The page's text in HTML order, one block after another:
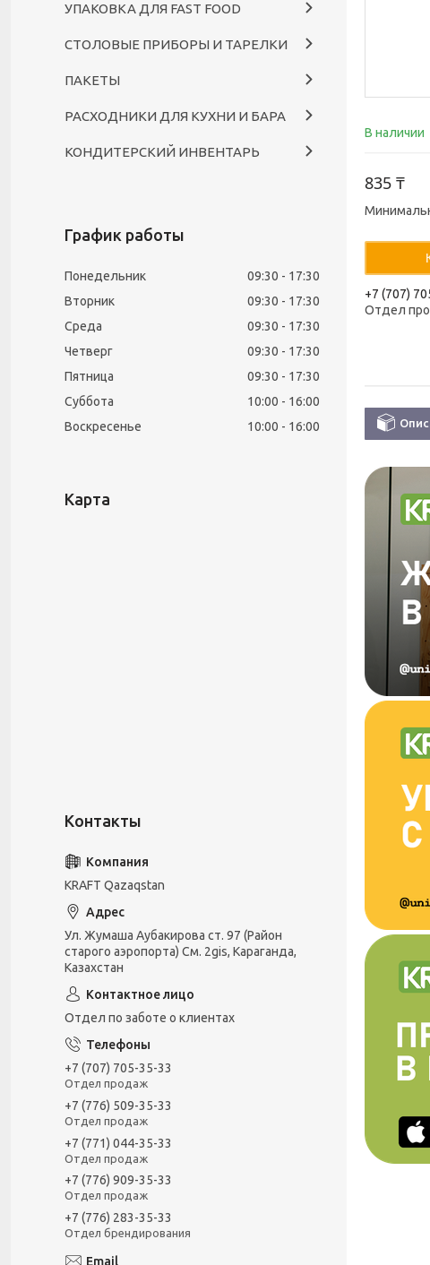
В наличии
835 ₸
+7 (707)
Отдел
УПАКОВКА ДЛЯ FAST FOOD
СТОЛОВЫЕ ПРИБОРЫ И ТАРЕЛКИ
ПАКЕТЫ
РАСХОДНИКИ ДЛЯ КУХНИ И БАРА
КОНДИТЕРСКИЙ ИНВЕНТАРЬ
График работы
Понедельник 09:30
17:30
Вторник
09:30
17:30
Среда
09:30
17:30
Четверг
09:30
17:30
Пятница
09:30
17:30
Суббота
10:00
16:00
Воскресенье
10:00 16:00
Карта
KRAFT Qazaqstan
Ул. Жумаша Аубакирова ст. 97 (Район
старого аэропорта) См. 2gis, Караганда,
Казахстан
Отдел по заботе о клиентах
+7 (707) 705-35-33
Отдел продаж
+7 (776) 509-35-33
Отдел продаж
+7 (771) 044-35-33
Отдел продаж
+7 (776) 909-35-33
Отдел продаж
+7 (776) 283-35-33
Отдел брендирования